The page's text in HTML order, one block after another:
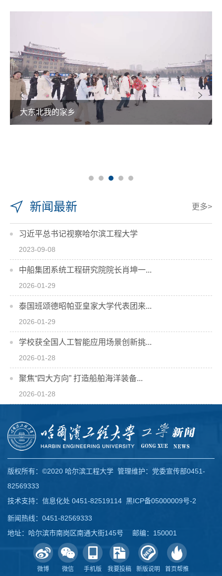
大东北我的家乡
新闻最新 更多>
习近平总书记视察哈尔滨工程大学
2023-09-08
中船集团系统工程研究院院长肖坤一...
2026-01-29
泰国班颂德昭帕亚皇家大学代表团来...
2026-01-29
学校获全国人工智能应用场景创新挑...
2026-01-28
聚焦“四大方向” 打造船舶海洋装备...
2026-01-28
版权所有：©2020 哈尔滨工程大学 管理维护：党委宣传部0451-
82569333
技术支持：信息化处 0451-82519114 黑ICP备05000009号-2
新闻热线：0451-82569333
地址：哈尔滨市南岗区南通大街145号 邮编：150001
微博 微信 手机版 我要投稿 新版说明 首页帮推